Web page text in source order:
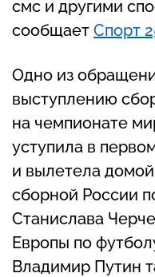
смс и другими
сообщает Спорт
Одно из
выступлению
на чемпионате
уступила в
и вылетела
сборной России
Станислава
Европы по
Владимир Путин